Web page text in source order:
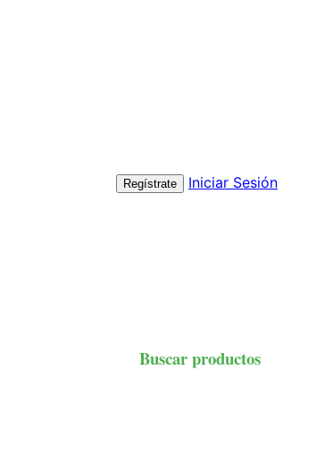
Regístrate Iniciar Sesión
Buscar productos